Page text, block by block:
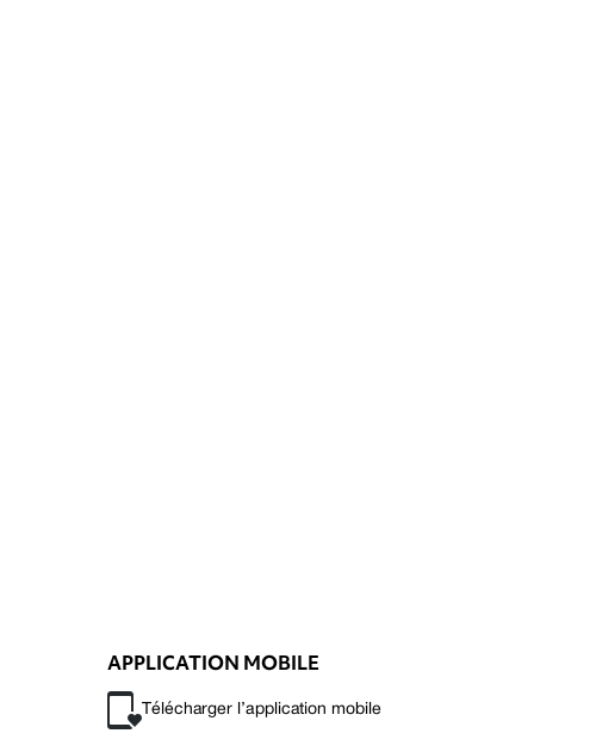
APPLICATION MOBILE
Télécharger l’application mobile